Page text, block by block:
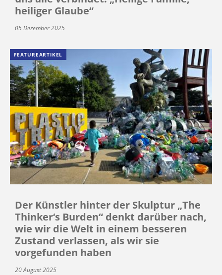
heiliger Glaube“
05 Dezember 2025
FEATUREARTIKEL
Der Künstler hinter der Skulptur „The
Thinker‘s Burden“ denkt darüber nach,
wie wir die Welt in einem besseren
Zustand verlassen, als wir sie
vorgefunden haben
20 August 2025